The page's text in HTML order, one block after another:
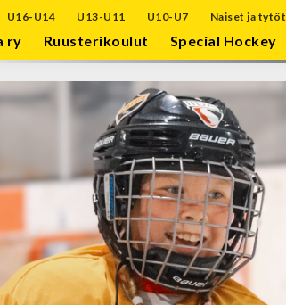
U16-U14 U13-U11 U10-U7 Naiset ja tytöt
ry Ruusterikoulut Special Hockey